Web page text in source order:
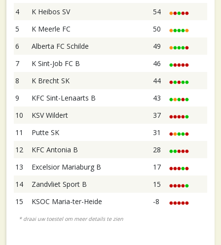
4
K Heibos SV
54
5
K Meerle FC
50
6
Alberta FC Schilde
49
7
K Sint-Job FC B
46
8
K Brecht SK
44
9
KFC Sint-Lenaarts B
43
10
KSV Wildert
37
11
Putte SK
31
12
KFC Antonia B
28
13
Excelsior Mariaburg B
17
14
Zandvliet Sport B
15
15
KSOC Maria-ter-Heide -8